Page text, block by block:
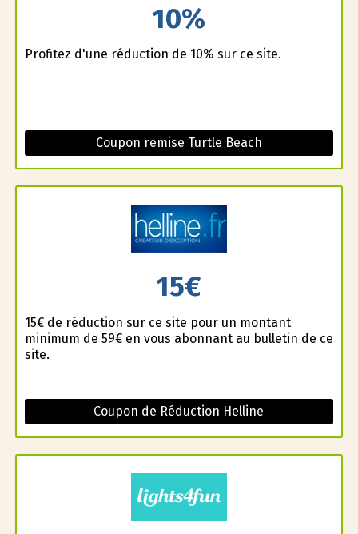
10%
Profitez d'une réduction de 10% sur ce site.
Coupon remise Turtle Beach
15€
15€ de réduction sur ce site pour un montant
minimum de 59€ en vous abonnant au bulletin de ce
site.
Coupon de Réduction Helline